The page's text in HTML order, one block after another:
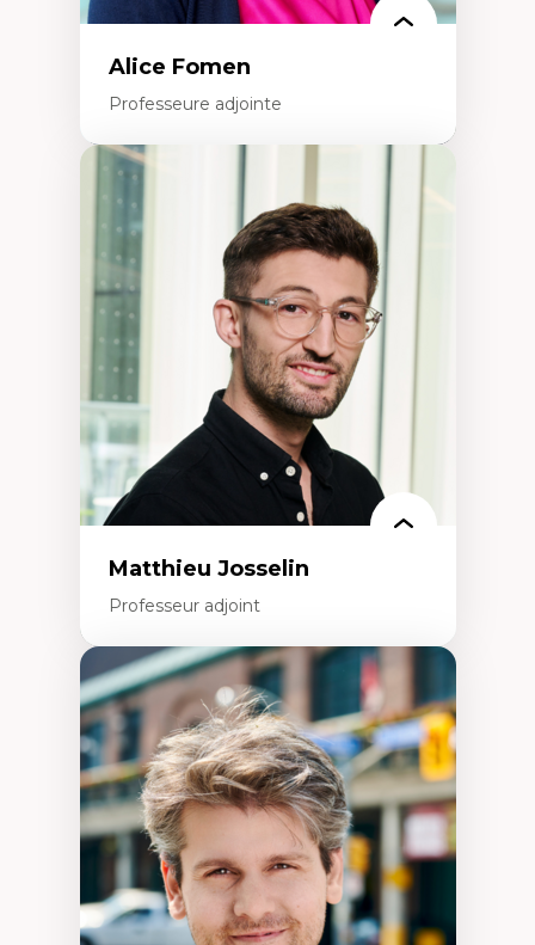
Alice Fomen
Professeure adjointe
Expertises
Acceptabilité, acceptation et adoption des
technologies
Technologies d'apprentissage innovantes
Insertion professionnelle du nouveau
personnel enseignant
Construction identitaire en milieu
minoritaire francophone
Technologies éducatives pour la formation
continue
Matthieu Josselin
Professeur adjoint
Expertises
Ethnographie critique des environnements
d’apprentissage des étudiant.e.s
Approche transdisciplinaire des
compétences socioaffectives et
interculturelles
Didactique des langues secondes et
compétence pragmatique
Andragogie
Méthodologies de recherche qualitative